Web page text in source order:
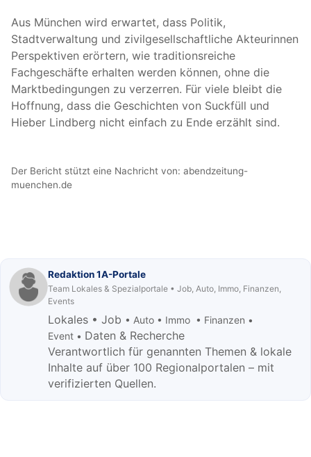
Aus München wird erwartet, dass Politik,
Stadtverwaltung und zivilgesellschaftliche Akteurinnen
Perspektiven erörtern, wie traditionsreiche
Fachgeschäfte erhalten werden können, ohne die
Marktbedingungen zu verzerren. Für viele bleibt die
Hoffnung, dass die Geschichten von Suckfüll und
Hieber Lindberg nicht einfach zu Ende erzählt sind.
Der Bericht stützt eine Nachricht von: abendzeitung-
muenchen.de
Redaktion 1A-Portale
Team Lokales & Spezialportale • Job, Auto, Immo, Finanzen,
Events
Lokales • Job • Auto • Immo • Finanzen •
Event • Daten & Recherche
Verantwortlich für genannten Themen & lokale
Inhalte auf über 100 Regionalportalen – mit
verifizierten Quellen.